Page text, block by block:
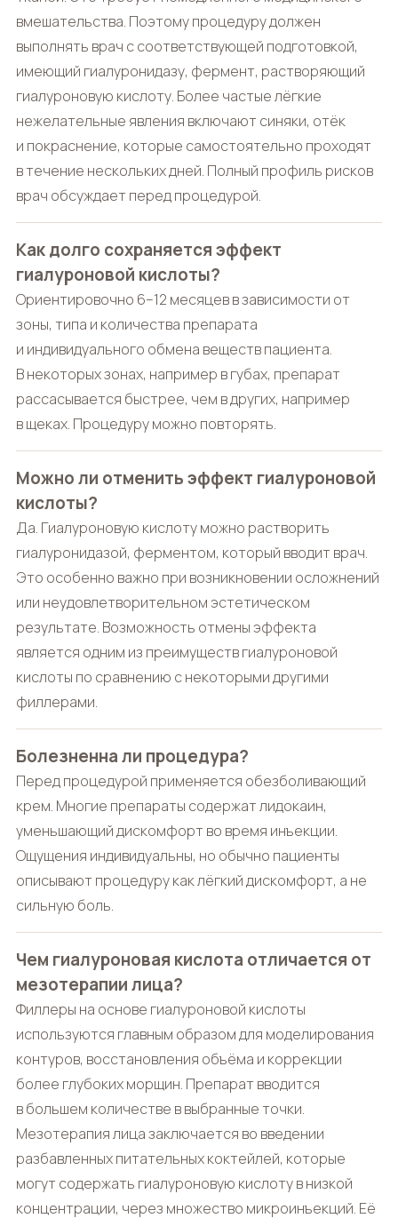
вмешательства. Поэтому процедуру должен
выполнять врач с соответствующей подготовкой,
имеющий гиалуронидазу, фермент, растворяющий
гиалуроновую кислоту. Более частые лёгкие
нежелательные явления включают синяки, отёк
и покраснение, которые самостоятельно проходят
в течение нескольких дней. Полный профиль рисков
врач обсуждает перед процедурой.
Как долго сохраняется эффект
гиалуроновой кислоты?
Ориентировочно 6–12 месяцев в зависимости от
зоны, типа и количества препарата
и индивидуального обмена веществ пациента.
В некоторых зонах, например в губах, препарат
рассасывается быстрее, чем в других, например
в щеках. Процедуру можно повторять.
Можно ли отменить эффект гиалуроновой
кислоты?
Да. Гиалуроновую кислоту можно растворить
гиалуронидазой, ферментом, который вводит врач.
Это особенно важно при возникновении осложнений
или неудовлетворительном эстетическом
результате. Возможность отмены эффекта
является одним из преимуществ гиалуроновой
кислоты по сравнению с некоторыми другими
филлерами.
Болезненна ли процедура?
Перед процедурой применяется обезболивающий
крем. Многие препараты содержат лидокаин,
уменьшающий дискомфорт во время инъекции.
Ощущения индивидуальны, но обычно пациенты
описывают процедуру как лёгкий дискомфорт, а не
сильную боль.
Чем гиалуроновая кислота отличается от
мезотерапии лица?
Филлеры на основе гиалуроновой кислоты
используются главным образом для моделирования
контуров, восстановления объёма и коррекции
более глубоких морщин. Препарат вводится
в большем количестве в выбранные точки.
Мезотерапия лица заключается во введении
разбавленных питательных коктейлей, которые
могут содержать гиалуроновую кислоту в низкой
концентрации, через множество микроинъекций. Её